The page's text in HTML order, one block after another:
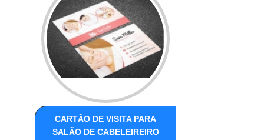
CARTÃO DE VISITA PARA
SALÃO DE CABELEIREIRO